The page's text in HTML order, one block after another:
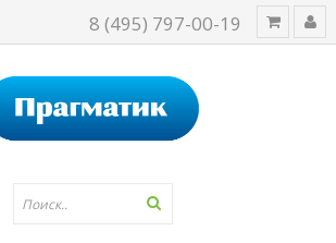
8 (495) 797-00-19